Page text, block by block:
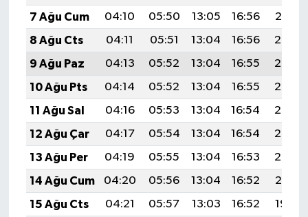
7 Ağu Cum
04:10 05:50 13:05 16:56
20:10
8 Ağu Cts
04:11 05:51 13:04 16:56
20:08
9 Ağu Paz
04:13 05:52 13:04 16:55
20:07
10 Ağu Pts
04:14 05:52 13:04 16:55
20:06
11 Ağu Sal
04:16 05:53 13:04 16:54
20:05
12 Ağu Çar
04:17 05:54 13:04 16:54
20:03
13 Ağu Per
04:19 05:55 13:04 16:53
20:02
14 Ağu Cum
04:20 05:56 13:04 16:52
20:01
15 Ağu Cts
04:21 05:57 13:03 16:52
19:59